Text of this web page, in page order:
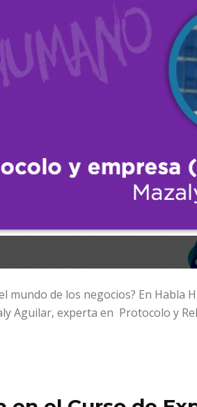
mundo de los negocios? En Habla
Aguilar, experta en Protocolo y